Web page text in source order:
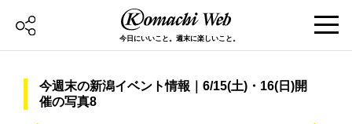
今日にいいこと。週末に楽しいこと。
今週末の新潟イベント情報｜6/15(土)・16(日)開
催の写真8